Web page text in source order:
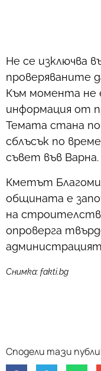
Не се изключва
проверяваните
Към момента не
информация от
Темата стана
сблъсък по
съвет във Варна.
Кметът
общината е
на
опроверга
Снимка: fakti.bg